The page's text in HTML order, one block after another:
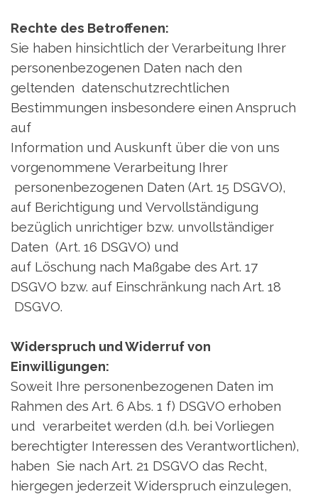
Rechte des Betroffenen:
Sie haben hinsichtlich der Verarbeitung Ihrer
personenbezogenen Daten nach den
geltenden datenschutzrechtlichen
Bestimmungen insbesondere einen Anspruch
auf
Information und Auskunft über die von uns
vorgenommene Verarbeitung Ihrer
personenbezogenen Daten (Art. 15 DSGVO),
auf Berichtigung und Vervollständigung
bezüglich unrichtiger bzw. unvollständiger
Daten (Art. 16 DSGVO) und
auf Löschung nach Maßgabe des Art. 17
DSGVO bzw. auf Einschränkung nach Art. 18
DSGVO.
Widerspruch und Widerruf von
Einwilligungen:
Soweit Ihre personenbezogenen Daten im
Rahmen des Art. 6 Abs. 1 f) DSGVO erhoben
und verarbeitet werden (d.h. bei Vorliegen
berechtigter Interessen des Verantwortlichen),
haben Sie nach Art. 21 DSGVO das Recht,
hiergegen jederzeit Widerspruch einzulegen,